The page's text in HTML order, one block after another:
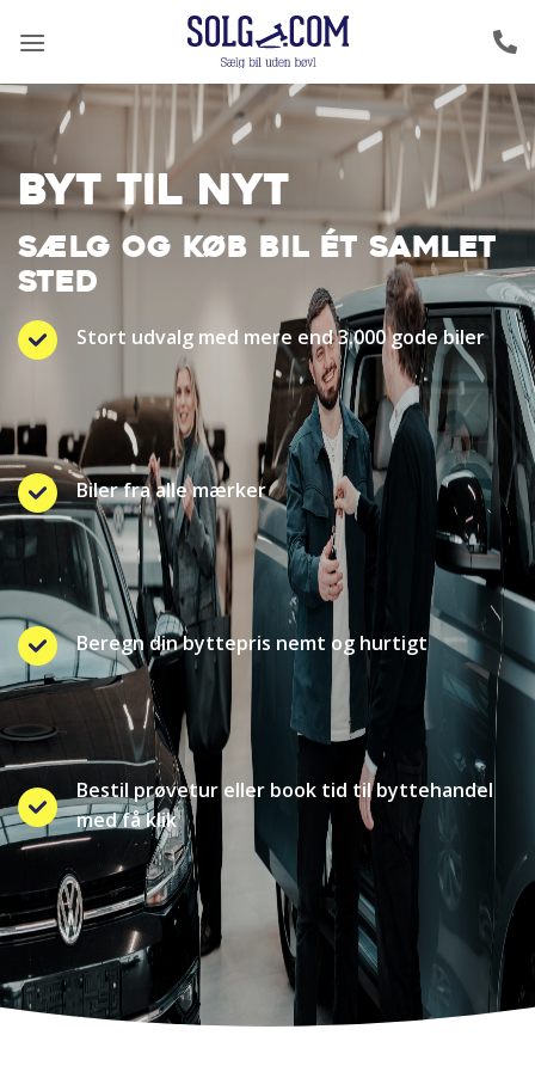
BYT TIL NYT
SÆLG OG KØB BIL ÉT SAMLET
STED
Stort udvalg med mere end 3.000 gode biler
Biler fra alle mærker
Beregn din byttepris nemt og hurtigt
Bestil prøvetur eller book tid til byttehandel
med få klik